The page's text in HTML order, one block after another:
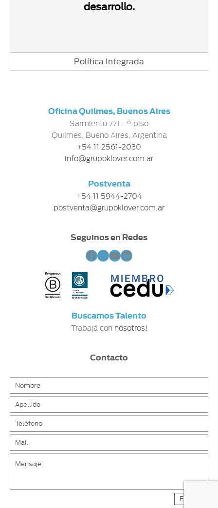
desarrollo.
Política Integrada
Oficina Quilmes, Buenos Aires
Sarmiento 771 - ° piso
Quilmes, Bueno Aires, Argentina
+54 11 2561-2030
info@grupoklover.com.ar
Postventa
+54 11 5944-2704
postventa@grupoklover.com.ar
Seguinos en Redes
Facebook
Instagram
YouTube
LinkedIn
Buscamos Talento
Trabajá con nosotros!
Contacto